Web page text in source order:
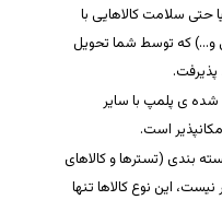
حتی سلامت کالاهایی با
که توسط شما تحویل
ی پلمپ با سایر
است.
بندی (تسترها و کالاهای
این نوع کالاها تنها